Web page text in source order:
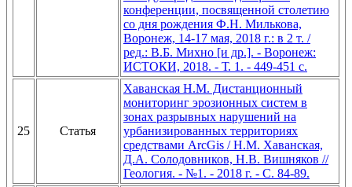
конференции, посвященной столетию
со дня рождения Ф.Н. Милькова,
Воронеж, 14-17 мая, 2018 г.: в 2 т. /
ред.: В.Б. Михно [и др.]. - Воронеж:
ИСТОКИ, 2018. - Т. 1. - 449-451 с.
25 Статья
Хаванская Н.М. Дистанционный
мониторинг эрозионных систем в
зонах разрывных нарушений на
урбанизированных территориях
средствами ArcGis / Н.М. Хаванская,
Д.А. Солодовников, Н.В. Вишняков //
Геология. - №1. - 2018 г. - С. 84-89.